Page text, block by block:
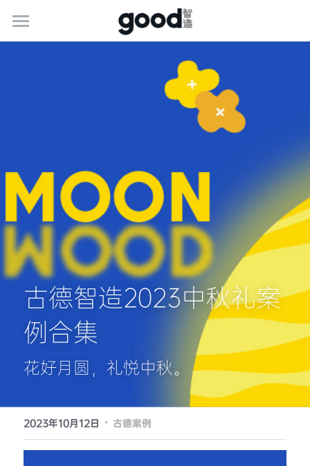
关于古德
加入我们
简体中文
简体中文
e.g. English
400-1888-341
marketing@goodgifts.com.cn
提供技术支持
古德智造2023中秋礼案
例合集
花好月圆，礼悦中秋。
2023年10月12日 · 古德案例